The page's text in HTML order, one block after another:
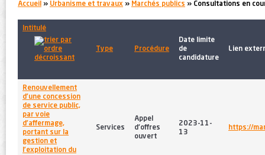
You are here:
Accueil » Urbanisme et travaux » Marchés publics » Consultations en
Intitulé
Type Procédure
Date limite
de
candidature
Lien
Renouvellement
d’une concession
de service public,
par voie
d’affermage,
portant sur la
gestion et
l’exploitation du
Services
Appel
d'offres
ouvert
2023-11-
13
https://